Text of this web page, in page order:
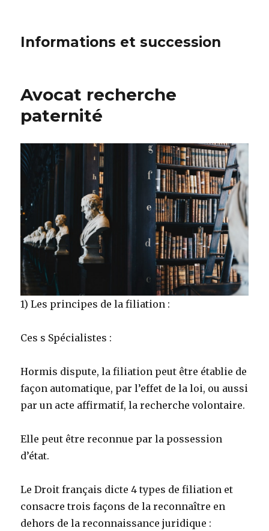
Informations et succession
Avocat recherche
paternité
1) Les principes de la filiation :
Ces s Spécialistes :
Hormis dispute, la filiation peut être établie de
façon automatique, par l’effet de la loi, ou aussi
par un acte affirmatif, la recherche volontaire.
Elle peut être reconnue par la possession
d’état.
Le Droit français dicte 4 types de filiation et
consacre trois façons de la reconnaître en
dehors de la reconnaissance juridique :